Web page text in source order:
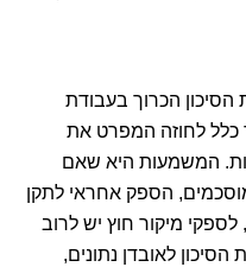
הסיכון הכרוך בעבודת
כלל לחוזה המפרט את
המשמעות היא שאם
הספק אחראי לתקן
מיקור חוץ יש לרוב
לאובדן נתונים,